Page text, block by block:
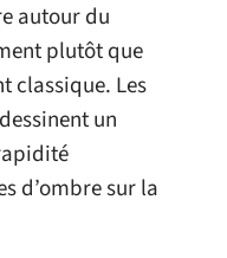
autour du
plutôt que
classique. Les
un
d’ombre sur la